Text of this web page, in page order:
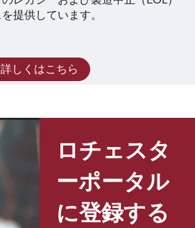
提供しています。
詳しくはこちら
ロチェスタ
ーポータル
に登録する